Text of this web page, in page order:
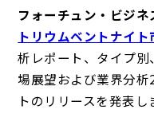
フォーチュン・ビジ
トリウムベントナイト
析レポート、タイプ
場展望および業界分析
トのリリースを発表し